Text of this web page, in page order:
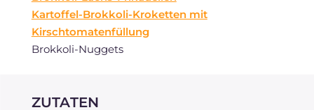
Kartoffel-Brokkoli-Kroketten mit
Kirschtomatenfüllung
Brokkoli-Nuggets
ZUTATEN